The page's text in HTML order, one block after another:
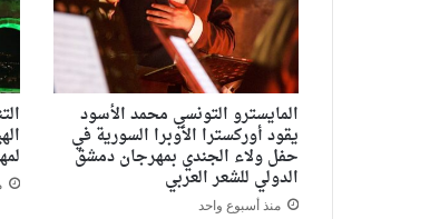
المايسترو التونسي محمد الأسود
يقود أوركسترا الأوبرا السورية في
حفل ولاء الجندي بمهرجان دمشق
الدولي للشعر العربي
منذ أسبوع واحد